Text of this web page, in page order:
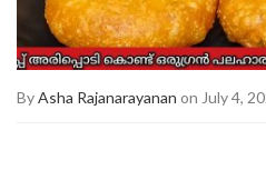
ByAsha Rajanarayanan on July 4,